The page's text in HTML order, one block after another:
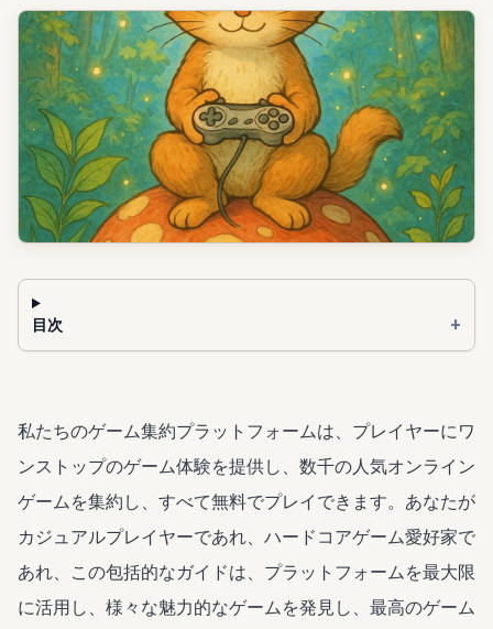
目次 +
私たちのゲーム集約プラットフォームは、プレイヤーにワ
ンストップのゲーム体験を提供し、数千の人気オンライン
ゲームを集約し、すべて無料でプレイできます。あなたが
カジュアルプレイヤーであれ、ハードコアゲーム愛好家で
あれ、この包括的なガイドは、プラットフォームを最大限
に活用し、様々な魅力的なゲームを発見し、最高のゲーム